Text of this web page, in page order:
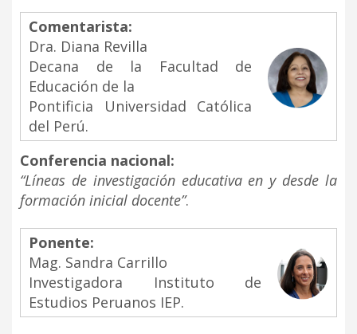
Comentarista:
Dra. Diana Revilla
Decana de la Facultad de
Educación de la
Pontificia Universidad Católica
del Perú.
Conferencia nacional:
“Líneas de investigación educativa en y desde la
formación inicial docente”.
Ponente:
Mag. Sandra Carrillo
Investigadora Instituto de
Estudios Peruanos IEP.